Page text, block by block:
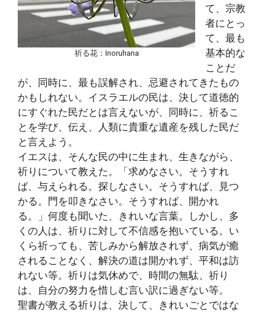
祈る花：Inoruhana
て、宗教
者にとっ
て、最も
基本的な
ことだ
が、同時に、最も誤解され、忌避されてきたもの
かもしれない。イスラエルの民は、決して道徳的
にすぐれた民だとは言えないが、同時に、祈るこ
とを学び、伝え、人類に貴重な遺産を残した民だ
と言えよう。
イエスは、そんな民の中に生まれ、生きながら、
祈りについて教えた。「求めなさい。そうすれ
ば、与えられる。探しなさい。そうすれば、見つ
かる。門を叩きなさい。そうすれば、開かれ
る。」何度も聞いた、きれいな言葉。しかし、多
くの人は、祈りに対して不信感を抱いている。い
くら祈っても、苦しみから解放されず、病気が癒
されることなく、解決の道は開かれず、平和は訪
れない等。祈りは気休めで、時間の無駄、祈り
は、自分の努力を惜しむ言い訳に過ぎない等。
聖書が教える祈りは、決して、きれいごとではな